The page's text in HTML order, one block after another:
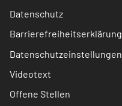
Datenschutz
Barrierefreiheitserklärung
Datenschutzeinstellungen
Videotext
Offene Stellen